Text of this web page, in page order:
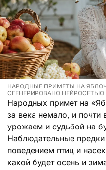
НАРОДНЫЕ ПРИМЕТЫ НА
СГЕНЕРИРОВАНО НЕЙРОСЕТЬЮ
Народных примет на
за века немало, и почти
урожаем и судьбой на
Наблюдательные
поведением птиц и
какой будет осень и